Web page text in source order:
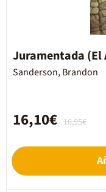
Juramentada (El
Sanderson, Brandon
16,95€
16,10€